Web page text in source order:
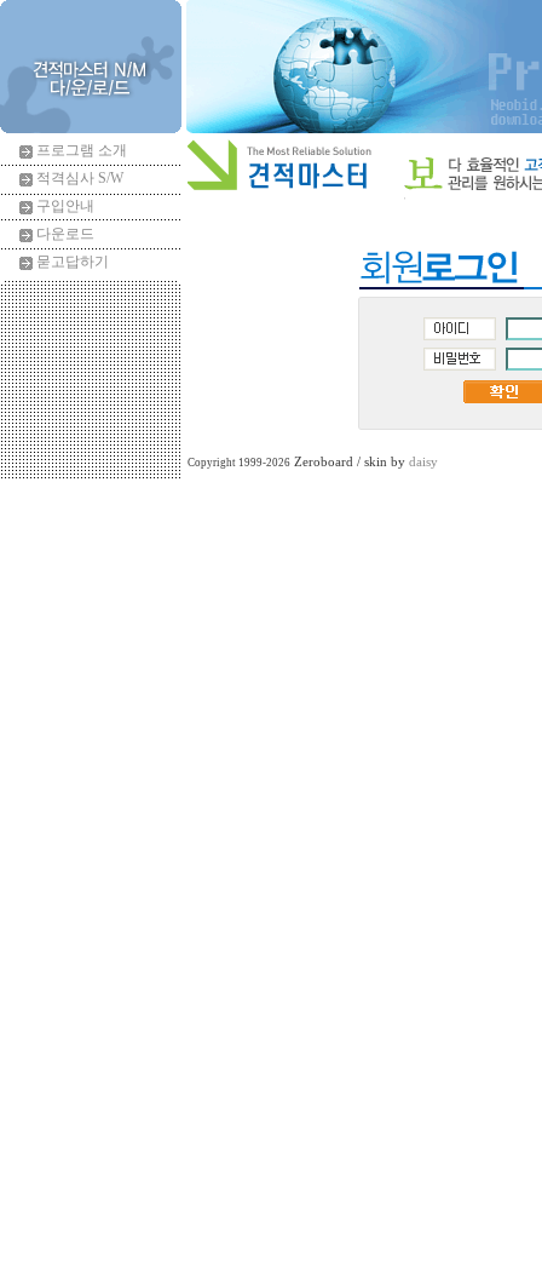
프로그램 소개
적격심사 S/W
구입안내
다운로드
묻고답하기
Copyright 1999-2026 Zeroboard / skin by daisy